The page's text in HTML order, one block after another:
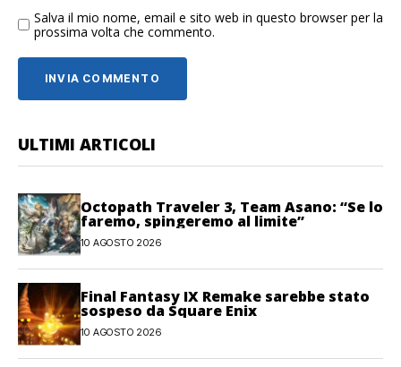
Salva il mio nome, email e sito web in questo browser per la
prossima volta che commento.
ULTIMI ARTICOLI
Octopath Traveler 3, Team Asano: “Se lo
faremo, spingeremo al limite”
10 AGOSTO 2026
Final Fantasy IX Remake sarebbe stato
sospeso da Square Enix
10 AGOSTO 2026